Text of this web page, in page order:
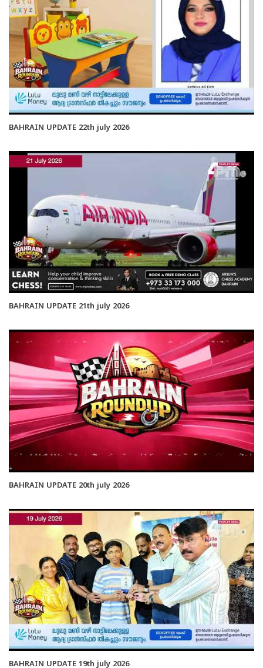
BAHRAIN UPDATE 22th july 2026
BAHRAIN UPDATE 21th july 2026
BAHRAIN UPDATE 20th july 2026
BAHRAIN UPDATE 19th july 2026